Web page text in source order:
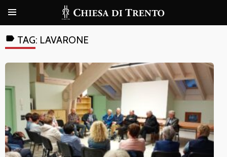
label TAG: LAVARONE